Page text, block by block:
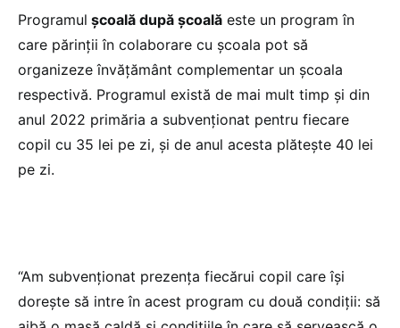
Programul școală după școală este un program în
care părinții în colaborare cu școala pot să
organizeze învățământ complementar un școala
respectivă. Programul există de mai mult timp și din
anul 2022 primăria a subvenționat pentru fiecare
copil cu 35 lei pe zi, și de anul acesta plătește 40 lei
pe zi.
“Am subvenționat prezența fiecărui copil care își
dorește să intre în acest program cu două condiții: să